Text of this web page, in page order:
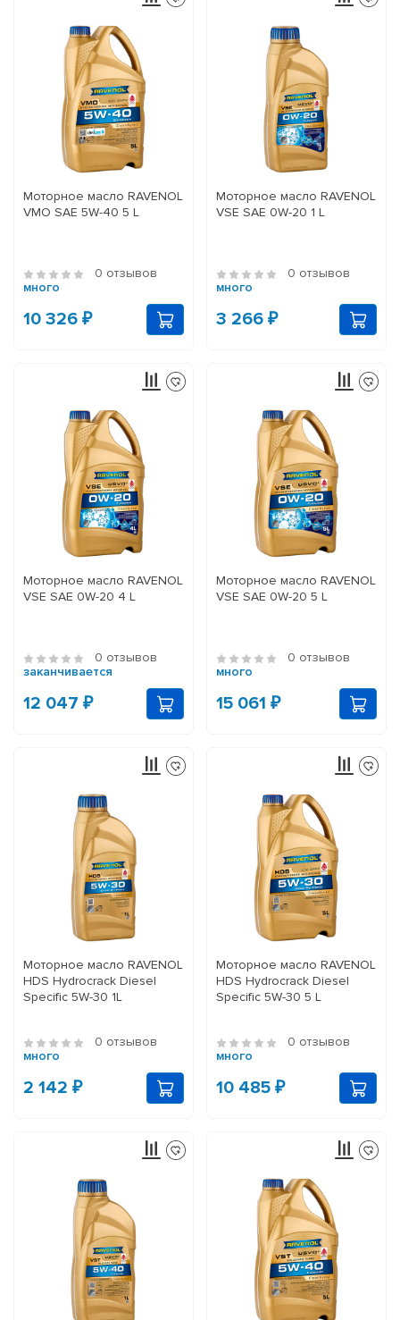
Моторное масло RAVENOL
VMO SAE 5W-40 5 L
0 отзывов
много
10 326 ₽
Моторное масло RAVENOL
VSE SAE 0W-20 1 L
0 отзывов
много
3 266 ₽
Моторное масло RAVENOL
VSE SAE 0W-20 4 L
0 отзывов
заканчивается
12 047 ₽
Моторное масло RAVENOL
VSE SAE 0W-20 5 L
0 отзывов
много
15 061 ₽
Моторное масло RAVENOL
HDS Hydrocrack Diesel
Specific 5W-30 1L
0 отзывов
много
2 142 ₽
Моторное масло RAVENOL
HDS Hydrocrack Diesel
Specific 5W-30 5 L
0 отзывов
много
10 485 ₽